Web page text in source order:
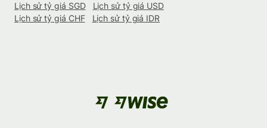
Lịch sử tỷ giá SGD
Lịch sử tỷ giá USD
Lịch sử tỷ giá CHF
Lịch sử tỷ giá IDR